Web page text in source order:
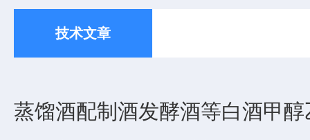
技术文章
蒸馏酒配制酒发酵酒等白酒甲